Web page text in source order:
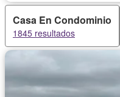
Caseta de vigilancia
Casa En Condominio
1845 resultados